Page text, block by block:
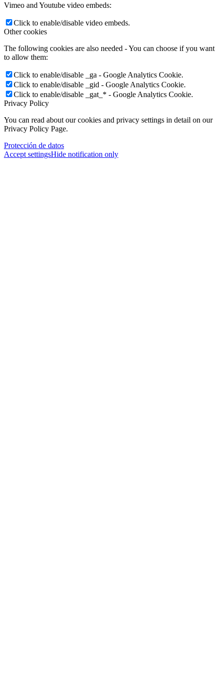
Vimeo and Youtube video embeds:
Click to enable/disable video embeds.
Other cookies
The following cookies are also needed - You can choose if you want
to allow them:
Click to enable/disable _ga - Google Analytics Cookie.
Click to enable/disable _gid - Google Analytics Cookie.
Click to enable/disable _gat_* - Google Analytics Cookie.
Privacy Policy
You can read about our cookies and privacy settings in detail on our
Privacy Policy Page.
Protección de datos
Accept settingsHide notification only